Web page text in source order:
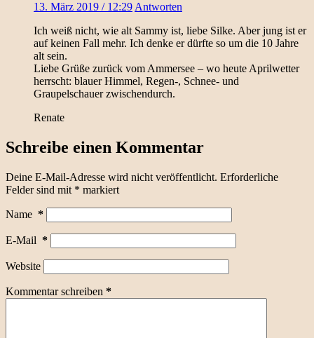
13. März 2019 / 12:29 Antworten
Ich weiß nicht, wie alt Sammy ist, liebe Silke. Aber jung ist er
auf keinen Fall mehr. Ich denke er dürfte so um die 10 Jahre
alt sein.
Liebe Grüße zurück vom Ammersee – wo heute Aprilwetter
herrscht: blauer Himmel, Regen-, Schnee- und
Graupelschauer zwischendurch.
Renate
Schreibe einen Kommentar
Deine E-Mail-Adresse wird nicht veröffentlicht. Erforderliche
Felder sind mit * markiert
Name *
E-Mail *
Website
Kommentar schreiben *